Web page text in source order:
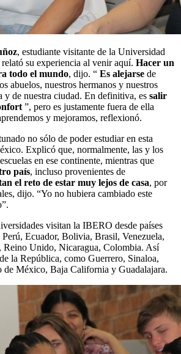
, estudiante visitante de la Universidad
su experiencia al venir aquí. Hacer un
todo el mundo, dijo. “ Es alejarse de
abuelos, nuestros hermanos y nuestros
y de nuestra ciudad. En definitiva, es salir
”, pero es justamente fuera de ella
y mejoramos, reflexionó.
no sólo de poder estudiar en esta
Explicó que, normalmente, las y los
en ese continente, mientras que
país, incluso provenientes de
el reto de estar muy lejos de casa, por
dijo. “Yo no hubiera cambiado este
visitan la IBERO desde países
Ecuador, Bolivia, Brasil, Venezuela,
Reino Unido, Nicaragua, Colombia. Así
la República, como Guerrero, Sinaloa,
de México, Baja California y Guadalajara.